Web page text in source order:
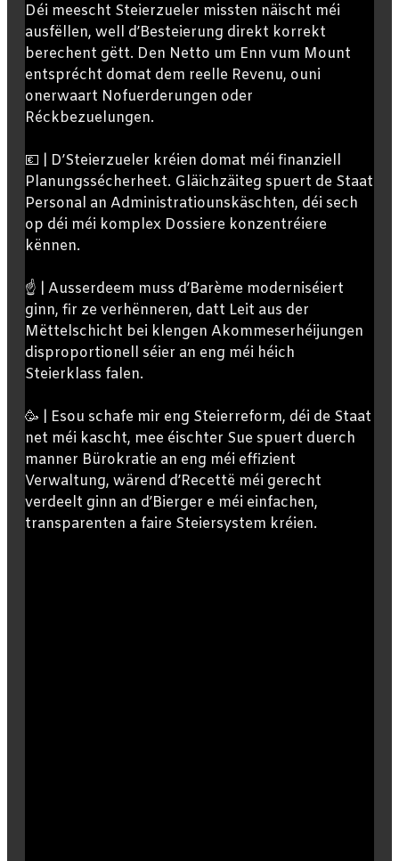
Déi meescht Steierzueler missten näischt méi
ausfëllen, well d’Besteierung direkt korrekt
berechent gëtt. Den Netto um Enn vum Mount
entsprécht domat dem reelle Revenu, ouni
onerwaart Nofuerderungen oder
Réckbezuelungen.
💶 | D’Steierzueler kréien domat méi finanziell
Planungssécherheet. Gläichzäiteg spuert de Staat
Personal an Administratiounskäschten, déi sech
op déi méi komplex Dossiere konzentréiere
kënnen.
☝️ | Ausserdeem muss d’Barème moderniséiert
ginn, fir ze verhënneren, datt Leit aus der
Mëttelschicht bei klengen Akommeserhéijungen
disproportionell séier an eng méi héich
Steierklass falen.
🥳 | Esou schafe mir eng Steierreform, déi de Staat
net méi kascht, mee éischter Sue spuert duerch
manner Bürokratie an eng méi effizient
Verwaltung, wärend d’Recettë méi gerecht
verdeelt ginn an d’Bierger e méi einfachen,
transparenten a faire Steiersystem kréien.